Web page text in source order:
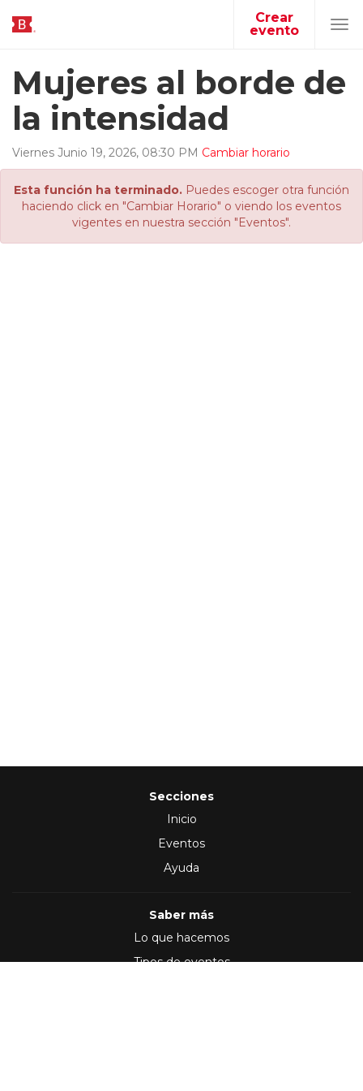
Crear
evento
Mujeres al borde de
la intensidad
Viernes Junio 19, 2026, 08:30 PM Cambiar horario
Esta función ha terminado. Puedes escoger otra función
haciendo click en "Cambiar Horario" o viendo los eventos
vigentes en nuestra sección "Eventos".
Secciones
Inicio
Eventos
Ayuda
Saber más
Lo que hacemos
Tipos de eventos